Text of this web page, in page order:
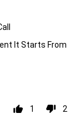
It Starts From
1 2